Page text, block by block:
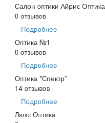
Салон оптики Айрис Оптика
0 отзывов
Подробнее
Оптика №1
0 отзывов
Подробнее
Оптика "Спектр"
14 отзывов
Подробнее
Люкс Оптика